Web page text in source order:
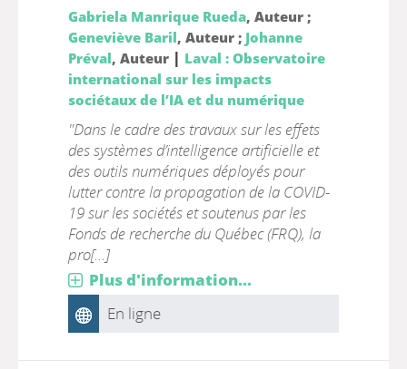
Gabriela Manrique Rueda, Auteur ;
Geneviève Baril, Auteur ; Johanne
Préval, Auteur | Laval : Observatoire
international sur les impacts
sociétaux de l’IA et du numérique
"Dans le cadre des travaux sur les effets
des systèmes d’intelligence artificielle et
des outils numériques déployés pour
lutter contre la propagation de la COVID-
19 sur les sociétés et soutenus par les
Fonds de recherche du Québec (FRQ), la
pro[...]
Plus d'information...
En ligne